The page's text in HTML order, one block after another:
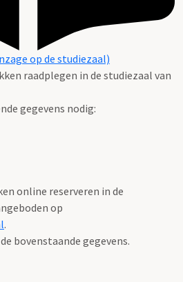
op de studiezaal)
raadplegen in de studiezaal van
gegevens nodig:
online reserveren in de
op
.
bovenstaande gegevens.